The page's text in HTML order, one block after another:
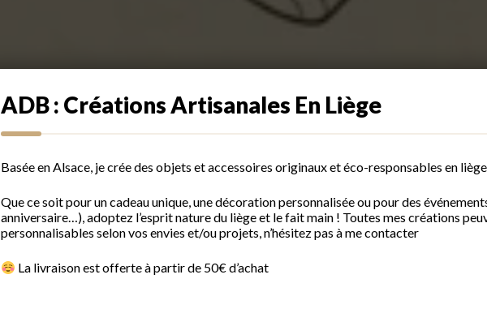
ADB : Créations Artisanales En Liège
Basée en Alsace, je crée des objets et accessoires originaux et éco-responsables en liège
Que ce soit pour un cadeau unique, une décoration personnalisée ou pour des
anniversaire…), adoptez l’esprit nature du liège et le fait main ! Toutes mes créations
personnalisables selon vos envies et/ou projets, n’hésitez pas à me contacter
La livraison est offerte à partir de 50€ d’achat